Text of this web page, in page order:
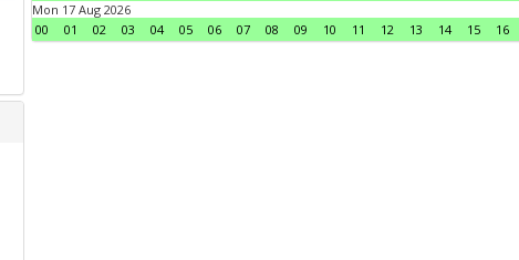
Mon 17 Aug 2026
00
01 02 03 04 05 06 07 08 09 10 11 12 13 14 15 16